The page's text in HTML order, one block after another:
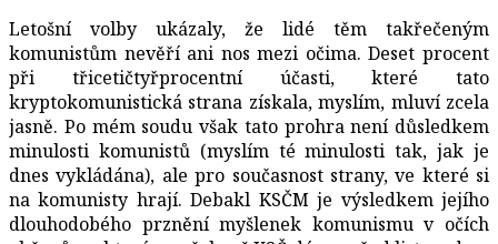
Letošní volby ukázaly, že lidé těm takřečeným
komunistům nevěří ani nos mezi očima. Deset procent
při třicetičtyřprocentní účasti, které tato
kryptokomunistická strana získala, myslím, mluví zcela
jasně. Po mém soudu však tato prohra není důsledkem
minulosti komunistů (myslím té minulosti tak, jak je
dnes vykládána), ale pro současnost strany, ve které si
na komunisty hrají. Debakl KSČM je výsledkem jejího
dlouhodobého prznění myšlenek komunismu v očích